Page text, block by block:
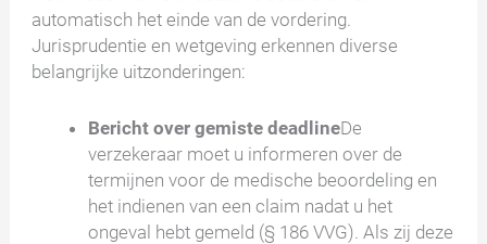
automatisch het einde van de vordering.
Jurisprudentie en wetgeving erkennen diverse
belangrijke uitzonderingen:
Bericht over gemiste deadlineDe
verzekeraar moet u informeren over de
termijnen voor de medische beoordeling en
het indienen van een claim nadat u het
ongeval hebt gemeld (§ 186 VVG). Als zij deze